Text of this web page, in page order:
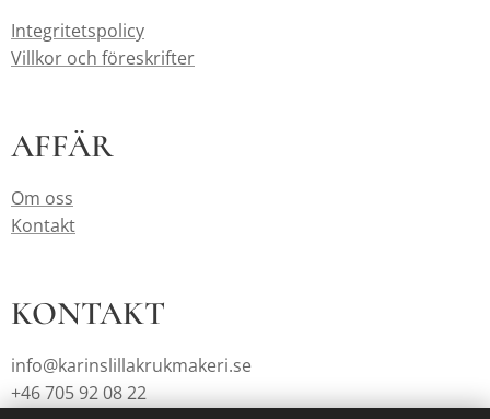
Integritetspolicy
Villkor och föreskrifter
AFFÄR
Om oss
Kontakt
KONTAKT
info@karinslillakrukmakeri.se
+46 705 92 08 22